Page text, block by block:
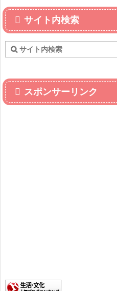
サイト内検索
スポンサーリンク